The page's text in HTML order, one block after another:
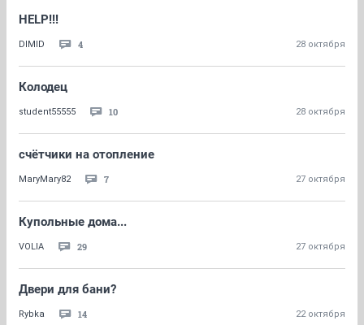
HELP!!!
DIMID 4 28 октября
Колодец
student55555 10 28 октября
счётчики на отопление
MaryMary82 7 27 октября
Купольные дома...
VOLIA 29 27 октября
Двери для бани?
Rybka 14 22 октября